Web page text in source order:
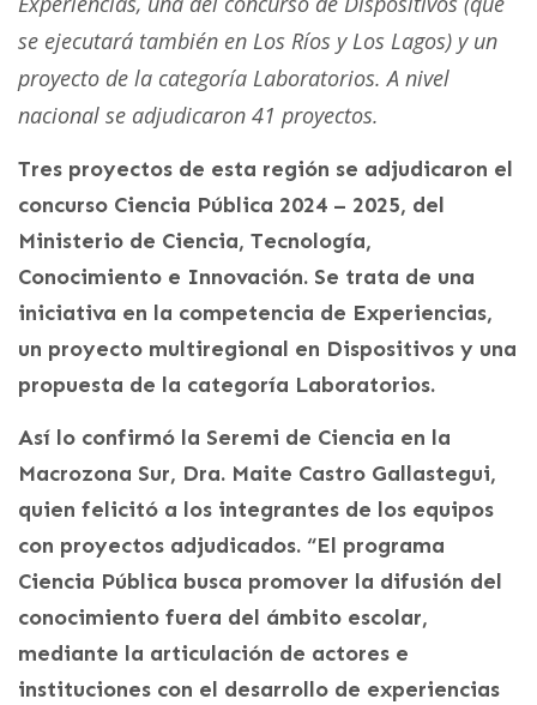
se ejecutará también en Los Ríos y Los Lagos) y un
proyecto de la categoría Laboratorios. A nivel
nacional se adjudicaron 41 proyectos.
Tres proyectos de esta región se adjudicaron el
concurso Ciencia Pública 2024 – 2025, del
Ministerio de Ciencia, Tecnología,
Conocimiento e Innovación. Se trata de una
iniciativa en la competencia de Experiencias,
un proyecto multiregional en Dispositivos y una
propuesta de la categoría Laboratorios.
Así lo confirmó la Seremi de Ciencia en la
Macrozona Sur, Dra. Maite Castro Gallastegui,
quien felicitó a los integrantes de los equipos
con proyectos adjudicados. “El programa
Ciencia Pública busca promover la difusión del
conocimiento fuera del ámbito escolar,
mediante la articulación de actores e
instituciones con el desarrollo de experiencias